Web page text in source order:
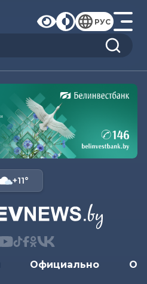
РУС
+11°
Официально